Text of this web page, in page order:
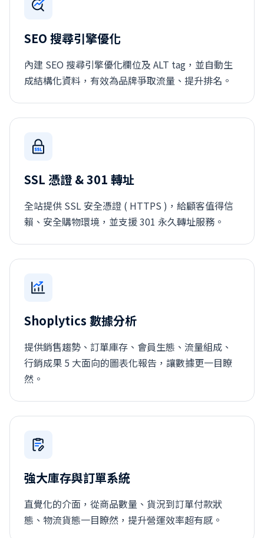
SEO 搜尋引擎優化
內建 SEO 搜尋引擎優化欄位及 ALT tag，並自動生
成結構化資料，有效為品牌爭取流量、提升排名。
SSL 憑證 & 301 轉址
全站提供 SSL 安全憑證 ( HTTPS )，給顧客值得信
賴、安全購物環境，並支援 301 永久轉址服務。
Shoplytics 數據分析
提供銷售趨勢、訂單庫存、會員生態、流量組成、
行銷成果 5 大面向的圖表化報告，讓數據更一目瞭
然。
強大庫存與訂單系統
直覺化的介面，從商品數量、貨況到訂單付款狀
態、物流貨態一目瞭然，提升營運效率超有感。